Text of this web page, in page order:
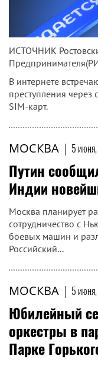
ИСТОЧНИК
В интернете
преступления через
SIM-карт.
МОСКВА | 5
Путин
Индии
Москва планирует
сотрудничество с
боевых машин и
Российский...
МОСКВА | 5
Юбилейный
оркестры в
Парке